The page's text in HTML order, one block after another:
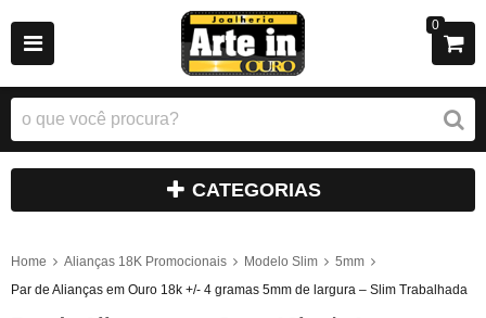
0
CATEGORIAS
Home Alianças 18K Promocionais Modelo Slim
5mm
Par de Alianças em Ouro 18k +/- 4 gramas 5mm de largura – Slim Trabalhada